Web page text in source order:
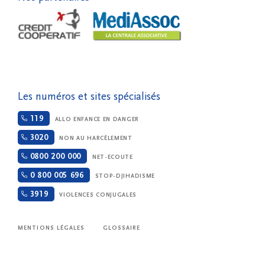
Les numéros et sites spécialisés
119 ALLO ENFANCE EN DANGER
3020 NON AU HARCÈLEMENT
0800 200 000 NET-ECOUTE
0 800 005 696 STOP-DJIHADISME
3919 VIOLENCES CONJUGALES
MENTIONS LÉGALES GLOSSAIRE